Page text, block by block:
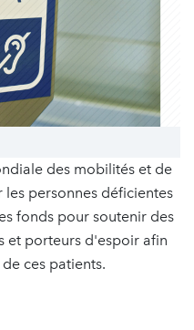
des mobilités et de
personnes déficientes
fonds pour soutenir des
et porteurs d'espoir afin
ces patients.